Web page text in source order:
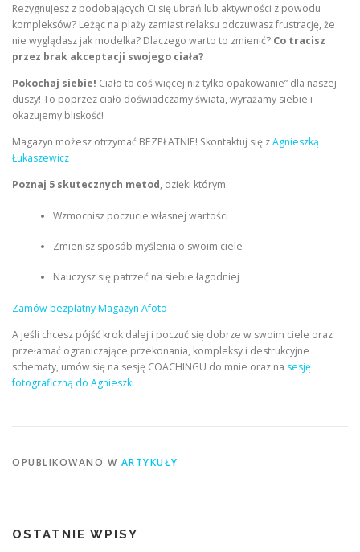
Rezygnujesz z podobających Ci się ubrań lub aktywności z powodu
kompleksów? Leżąc na plaży zamiast relaksu odczuwasz frustrację, że
nie wyglądasz jak modelka? Dlaczego warto to zmienić? Co tracisz
przez brak akceptacji swojego ciała?
Pokochaj siebie! Ciało to coś więcej niż tylko opakowanie” dla naszej
duszy! To poprzez ciało doświadczamy świata, wyrażamy siebie i
okazujemy bliskość!
Magazyn możesz otrzymać BEZPŁATNIE! Skontaktuj się zAgnieszką
Łukaszewicz
Poznaj 5 skutecznych metod, dzięki którym:
Wzmocnisz poczucie własnej wartości
Zmienisz sposób myślenia o swoim ciele
Nauczysz się patrzeć na siebie łagodniej
Zamów bezpłatny Magazyn Afoto
A jeśli chcesz pójść krok dalej i poczuć się dobrze w swoim ciele oraz
przełamać ograniczające przekonania, kompleksy i destrukcyjne
schematy, umów się na sesję COACHINGU do mnie oraz na sesję
fotograficzną do Agnieszki
OPUBLIKOWANO W ARTYKUŁY
OSTATNIE WPISY